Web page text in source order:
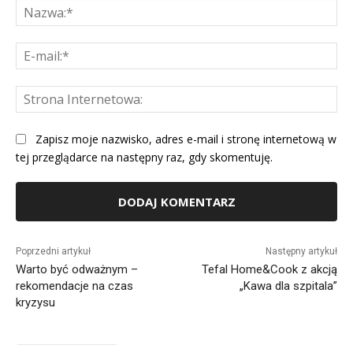
Zapisz moje nazwisko, adres e-mail i stronę internetową w
tej przeglądarce na następny raz, gdy skomentuję.
Poprzedni artykuł
Warto być odważnym –
rekomendacje na czas
kryzysu
Następny artykuł
Tefal Home&Cook z akcją
„Kawa dla szpitala”